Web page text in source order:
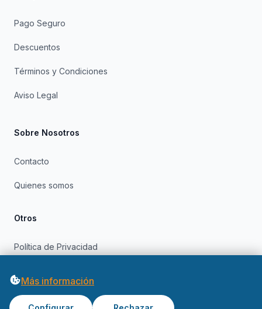
Pago Seguro
Descuentos
Términos y Condiciones
Aviso Legal
Sobre Nosotros
Contacto
Quienes somos
Otros
Política de Privacidad
Más información